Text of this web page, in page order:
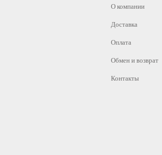
О компании
Доставка
Оплата
Обмен и возврат
Контакты